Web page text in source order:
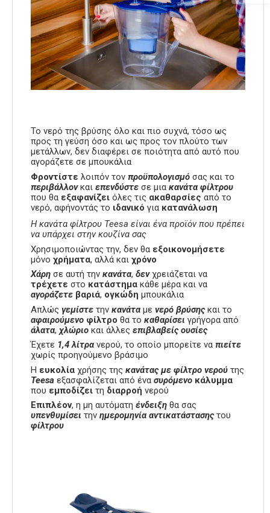
Το νερό της βρύσης όλο και πιο συχνά, τόσο ως
προς τη γεύση όσο και ως προς τον πλούτο των
μετάλλων, δεν διαφέρει σε ποιότητα από αυτό που
αγοράζετε σε μπουκάλια
Φροντίστε λοιπόν τον προϋπολογισμό σας και το
περιβάλλον και επενδύστε σε μια κανάτα φίλτρου
που θα εξαφανίζει όλες τις ακαθαρσίες από το
νερό, αφήνοντάς το ιδανικό για κατανάλωση
Η κανάτα φίλτρου Teesa είναι ένα προϊόν που πρέπει
να υπάρχει στην κουζίνα σας
Χρησιμοποιώντας την, δεν θα εξοικονομήσετε
μόνο χρήματα, αλλά και χρόνο
Χάρη σε αυτή την κανάτα, δεν χρειάζεται να
τρέχετε στο κατάστημα κάθε μέρα και να
αγοράζετε βαριά, ογκώδη μπουκάλια
Απλώς γεμίστε την κανάτα με νερό βρύσηςκαι το
αφαιρούμενο φίλτρο θα το καθαρίσει γρήγορα από
άλατα, χλώριο και άλλες επιβλαβείς ουσίες
Έχετε 1,4 λίτρα νερού, το οποίο μπορείτε να πιείτε
χωρίς προηγούμενο βράσιμο
Η ευκολία χρήσης της κανάτας με φίλτρο νερού της
Teesa εξασφαλίζεται από ένα συρόμενο κάλυμμα
που εμποδίζει τη διαρροή νερού
Επιπλέον, η μη αυτόματη ένδειξη θα σας
υπενθυμίσει την ημερομηνία αντικατάστασης του
φίλτρου